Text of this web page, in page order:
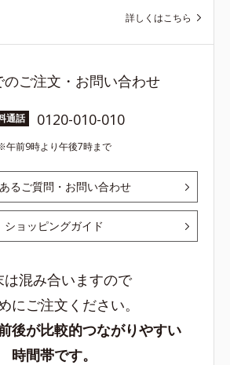
詳しくはこちら
のご注文・お問い合わせ
通話 0120-010-010
午前9時より午後7時まで
るご質問・お問い合わせ
ショッピングガイド
は混み合いますので
にご注文ください。
後が比較的つながりやすい
時間帯です。